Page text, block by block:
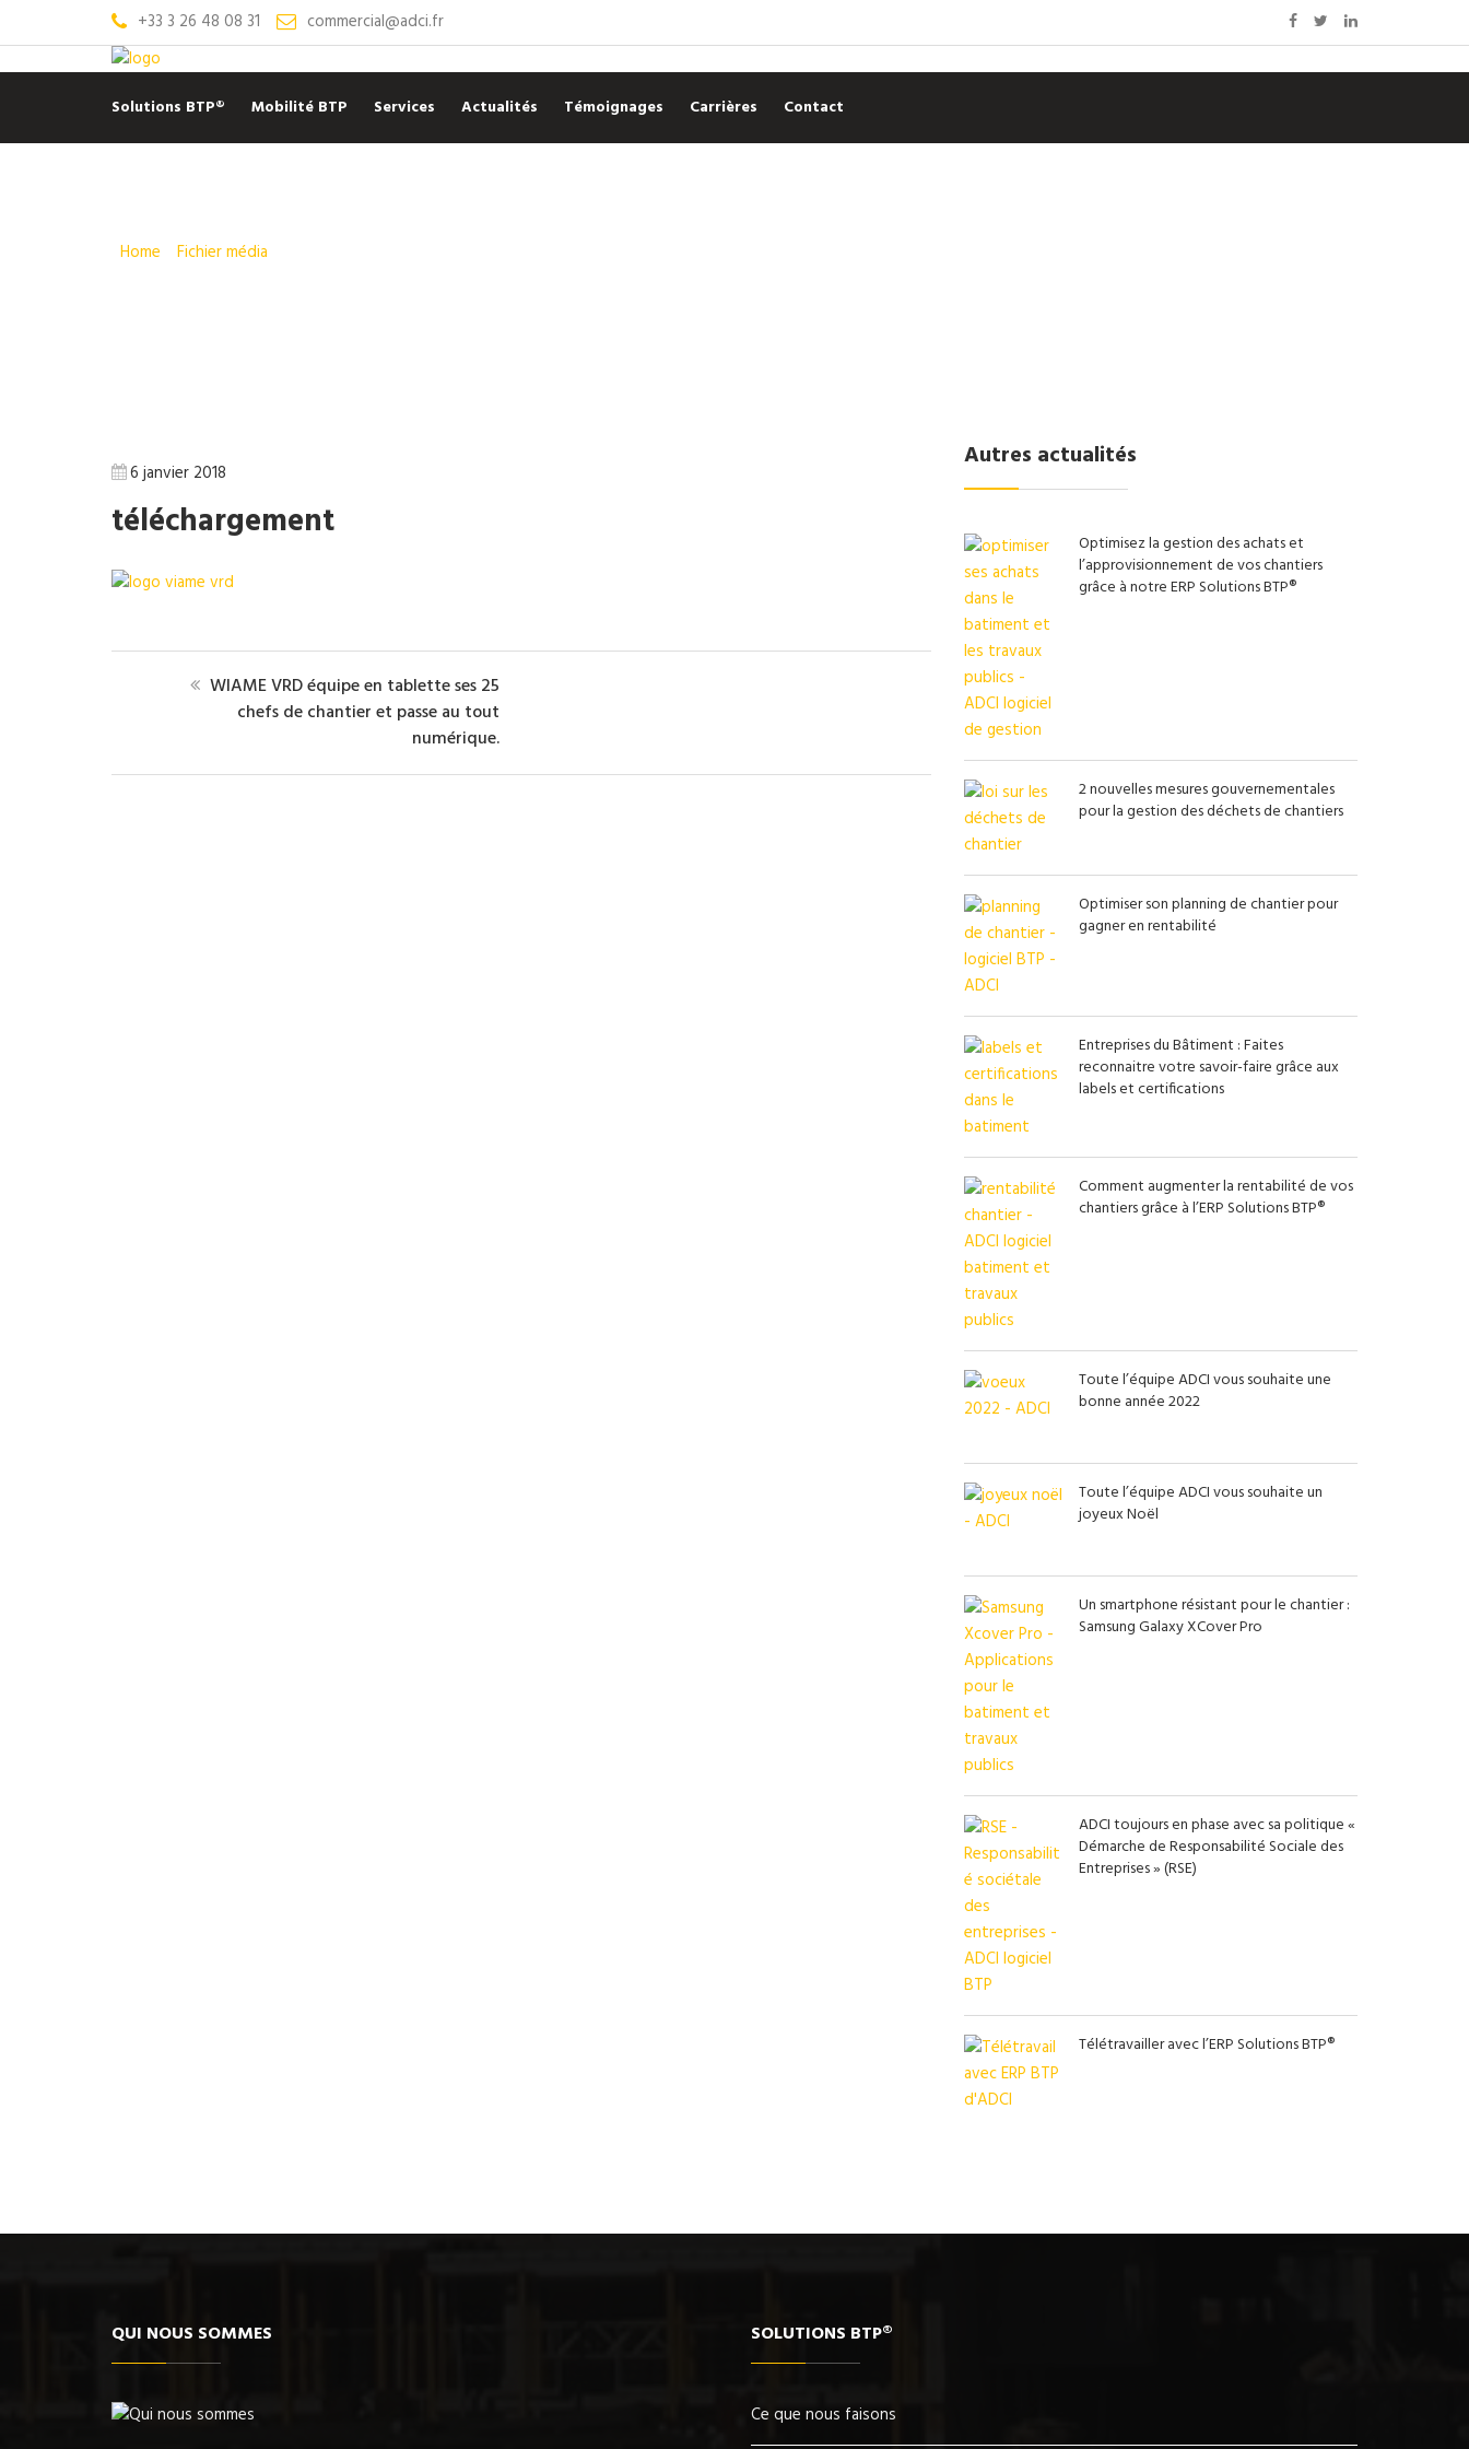
+33 3 26 48 08 31 commercial@adci.fr
Solutions BTP® Mobilité BTP Services Actualités Témoignages Carrières Contact
Home Fichier média
6 janvier 2018
téléchargement
WIAME VRD équipe en tablette ses 25
chefs de chantier et passe au tout
numérique.
Autres actualités
Optimisez la gestion des achats et
l’approvisionnement de vos chantiers
grâce à notre ERP Solutions BTP®
2 nouvelles mesures gouvernementales
pour la gestion des déchets de chantiers
Optimiser son planning de chantier pour
gagner en rentabilité
Entreprises du Bâtiment : Faites
reconnaitre votre savoir-faire grâce aux
labels et certifications
Comment augmenter la rentabilité de vos
chantiers grâce à l’ERP Solutions BTP®
Toute l’équipe ADCI vous souhaite une
bonne année 2022
Toute l’équipe ADCI vous souhaite un
joyeux Noël
Un smartphone résistant pour le chantier :
Samsung Galaxy XCover Pro
ADCI toujours en phase avec sa politique «
Démarche de Responsabilité Sociale des
Entreprises » (RSE)
Télétravailler avec l’ERP Solutions BTP®
QUI NOUS SOMMES SOLUTIONS BTP®
Ce que nous faisons